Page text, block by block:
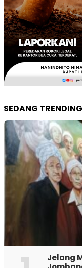
SEDANG TRENDING
Jelang